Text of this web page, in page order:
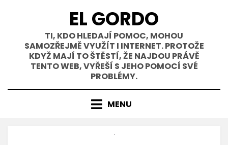
EL GORDO
TI, KDO HLEDAJÍ POMOC, MOHOU
SAMOZŘEJMĚ VYUŽÍT I INTERNET. PROTOŽE
KDYŽ MAJÍ TO ŠTĚSTÍ, ŽE NAJDOU PRÁVĚ
TENTO WEB, VYŘEŠÍ S JEHO POMOCÍ SVÉ
PROBLÉMY.
MENU